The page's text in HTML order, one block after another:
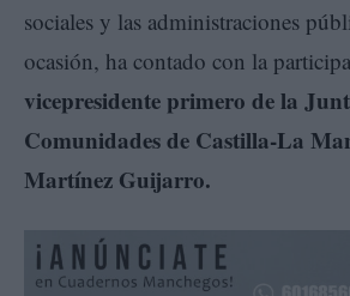
sociales y las administraciones
ocasión, ha contado con la
vicepresidente primero de la
Comunidades de Castilla-La
Martínez Guijarro.